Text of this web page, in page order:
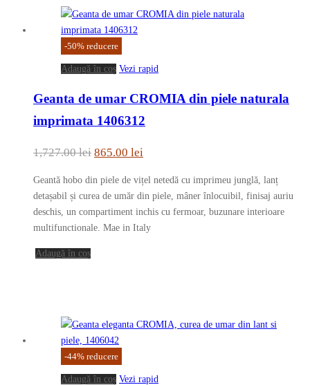
-50% reducere
Adaugă în coș Vezi rapid
Geanta de umar CROMIA din piele naturala
imprimata 1406312
1,727.00lei Prețul
fost:
1,727.00 lei.
865.00 lei
este:
865.00 lei.
Geantă hobo din piele de vițel netedă cu imprimeu junglă, lanț
detașabil și curea de umăr din piele, mâner înlocuibil, finisaj auriu
deschis, un compartiment inchis cu fermoar, buzunare interioare
multifunctionale. Mae in Italy
Adaugă în coș
-44% reducere
Adaugă în coș Vezi rapid